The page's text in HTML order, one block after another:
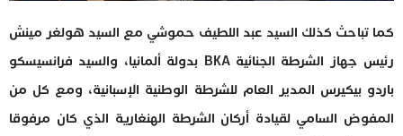
كما تباحث كذلك السيد عبد اللطيف حموشي مع السيد هولغر مينش
رئيس جهاز الشرطة الجنائية BKA بدولة ألمانيا، والسيد فرانسيسكو
باردو بيكيرس المدير العام للشرطة الوطنية الإسبانية، ومع كل من
المفوض السامي لقيادة أركان الشرطة الهنغارية الذي كان مرفوقا